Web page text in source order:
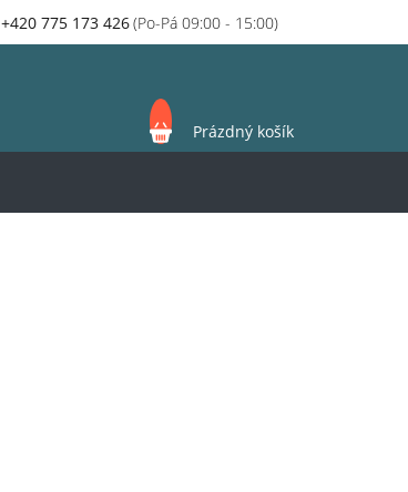
+420 775 173 426
NÁKUPNÍ
KOŠÍK
Prázdný košík